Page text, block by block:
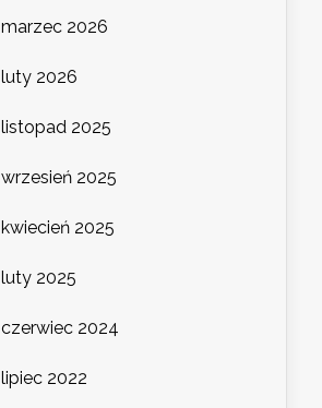
marzec 2026
luty 2026
listopad 2025
wrzesień 2025
kwiecień 2025
luty 2025
czerwiec 2024
lipiec 2022